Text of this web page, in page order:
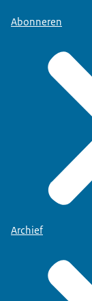
Abonneren
Archief